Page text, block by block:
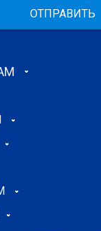
ОТПРАВИТЬ